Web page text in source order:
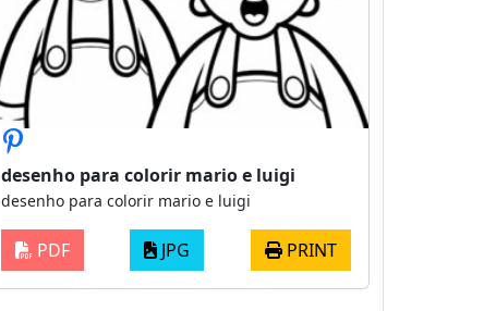
desenho para colorir mario e luigi
desenho para colorir mario e luigi
PDF JPG PRINT